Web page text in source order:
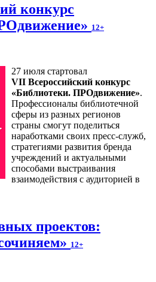
конкурс
12+
27 июля стартовал
VII Всероссийский конкурс
«Библиотеки. ПРОдвижение».
Профессионалы библиотечной
сферы из разных регионов
страны смогут поделиться
наработками своих пресс-служб,
стратегиями развития бренда
учреждений и актуальными
способами выстраивания
взаимодействия с аудиторией в
проектов:
12+